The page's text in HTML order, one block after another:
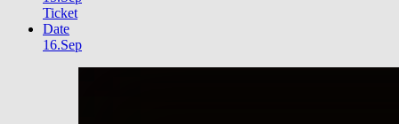
Ticket
Date
16.Sep